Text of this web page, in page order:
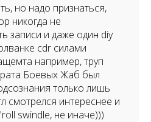
но надо признаться,
никогда не
записи и даже один diy
cdr силами
например, труп
Боевых Жаб был
только лишь
смотрелся интереснее и
swindle, не иначе)))